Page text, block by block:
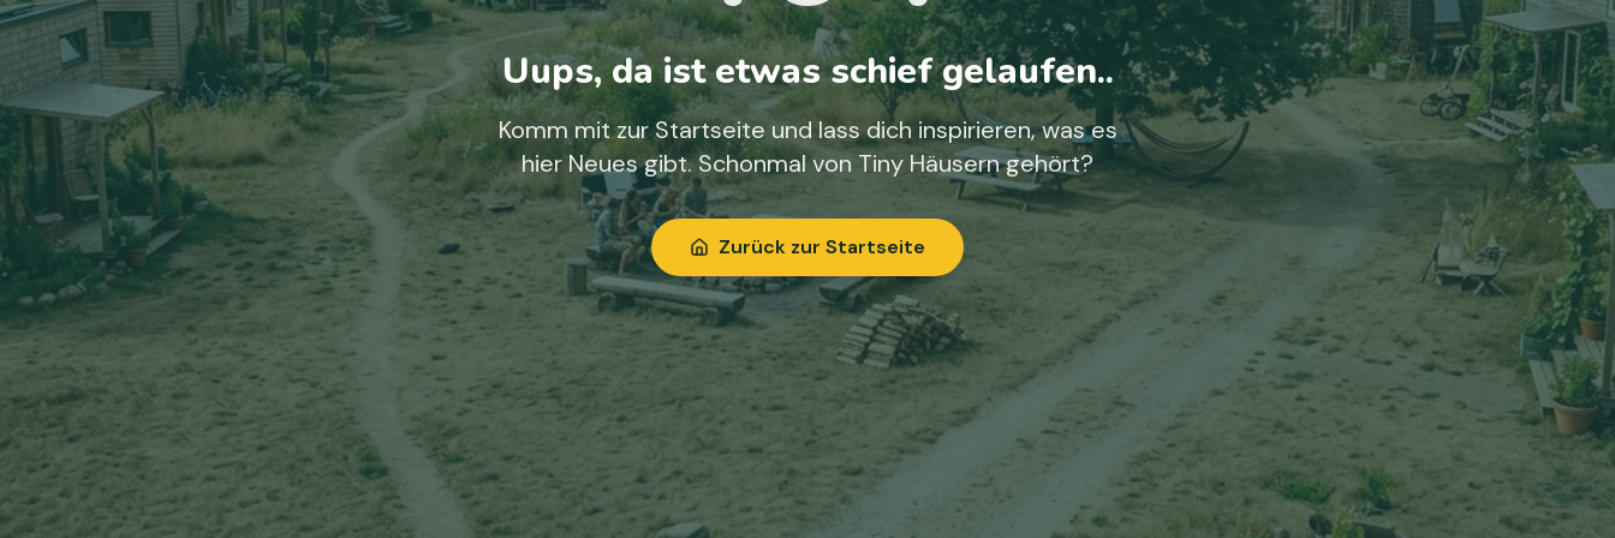
Uups, da ist etwas schief gelaufen..
Komm mit zur Startseite und lass dich inspirieren, was es
hier Neues gibt. Schonmal von Tiny Häusern gehört?
Zurück zur Startseite